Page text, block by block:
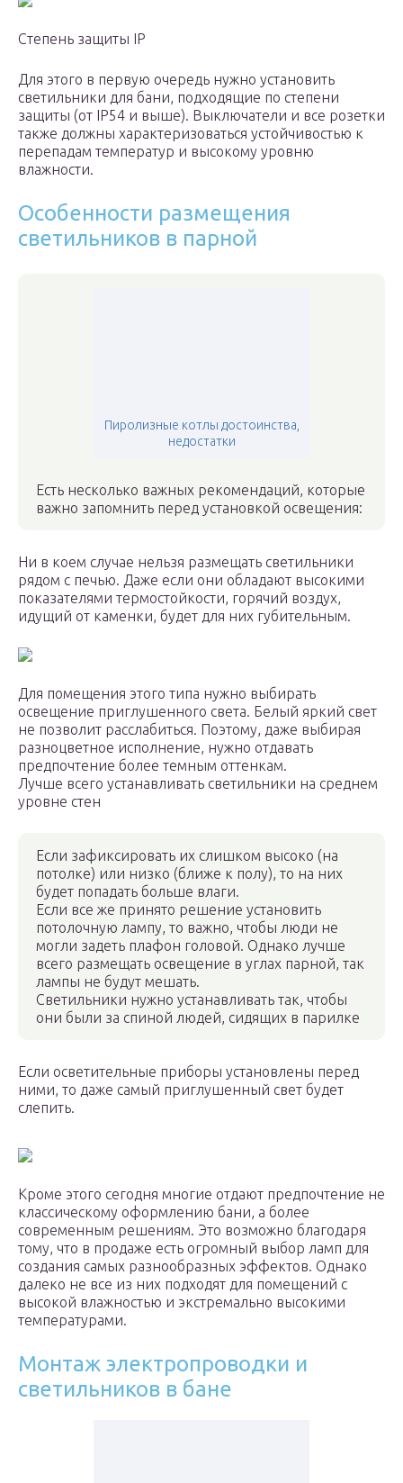
Степень защиты IP
Для этого в первую очередь нужно установить
светильники для бани, подходящие по степени
защиты (от IP54 и выше). Выключатели и все розетки
также должны характеризоваться устойчивостью к
перепадам температур и высокому уровню
влажности.
Особенности размещения
светильников в парной
Пиролизные котлы достоинства,
недостатки
Есть несколько важных рекомендаций, которые
важно запомнить перед установкой освещения:
Ни в коем случае нельзя размещать светильники
рядом с печью. Даже если они обладают высокими
показателями термостойкости, горячий воздух,
идущий от каменки, будет для них губительным.
Для помещения этого типа нужно выбирать
освещение приглушенного света. Белый яркий свет
не позволит расслабиться. Поэтому, даже выбирая
разноцветное исполнение, нужно отдавать
предпочтение более темным оттенкам.
Лучше всего устанавливать светильники на среднем
уровне стен
Если зафиксировать их слишком высоко (на
потолке) или низко (ближе к полу), то на них
будет попадать больше влаги.
Если все же принято решение установить
потолочную лампу, то важно, чтобы люди не
могли задеть плафон головой. Однако лучше
всего размещать освещение в углах парной, так
лампы не будут мешать.
Светильники нужно устанавливать так, чтобы
они были за спиной людей, сидящих в парилке
Если осветительные приборы установлены перед
ними, то даже самый приглушенный свет будет
слепить.
Кроме этого сегодня многие отдают предпочтение не
классическому оформлению бани, а более
современным решениям. Это возможно благодаря
тому, что в продаже есть огромный выбор ламп для
создания самых разнообразных эффектов. Однако
далеко не все из них подходят для помещений с
высокой влажностью и экстремально высокими
температурами.
Монтаж электропроводки и
светильников в бане